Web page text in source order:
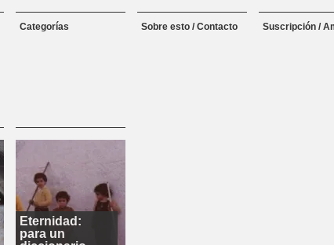
Categorías Sobre esto / Contacto Suscripción /
Eternidad:
para un